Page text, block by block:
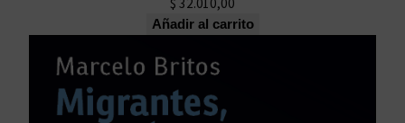
$ 32.010,00
Añadir al carrito